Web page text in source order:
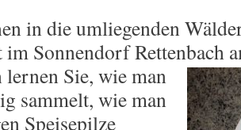
in die umliegenden
im Sonnendorf Rettenbach
Sie, wie man
sammelt, wie man
Speisepilze